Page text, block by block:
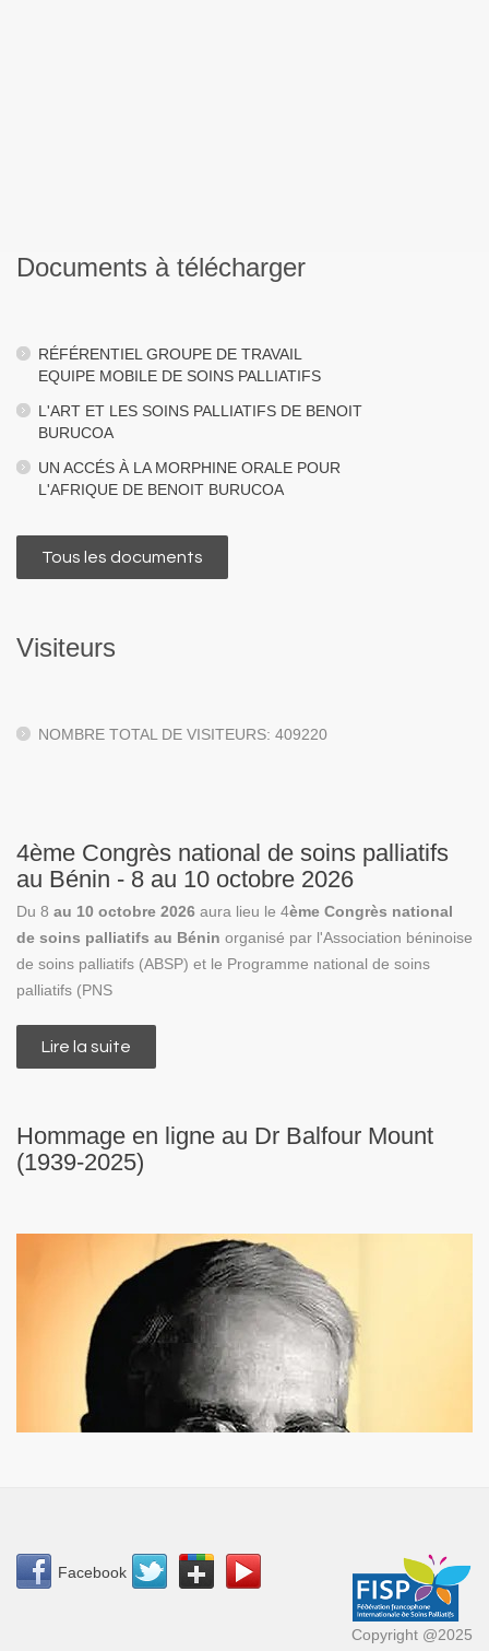
Documents à télécharger
RÉFÉRENTIEL GROUPE DE TRAVAIL
EQUIPE MOBILE DE SOINS PALLIATIFS
L'ART ET LES SOINS PALLIATIFS DE BENOIT
BURUCOA
UN ACCÉS À LA MORPHINE ORALE POUR
L'AFRIQUE DE BENOIT BURUCOA
Tous les documents
Visiteurs
NOMBRE TOTAL DE VISITEURS: 409220
4ème Congrès national de soins palliatifs
au Bénin - 8 au 10 octobre 2026
Du 8 au 10 octobre 2026 aura lieu le 4ème Congrès national
de soins palliatifs au Bénin organisé par l'Association béninoise
de soins palliatifs (ABSP) et le Programme national de soins
palliatifs (PNS
Lire la suite
au Bénin - 8 au 10 octobre 2026
Hommage en ligne au Dr Balfour Mount
(1939-2025)
Facebook
Copyright @2025